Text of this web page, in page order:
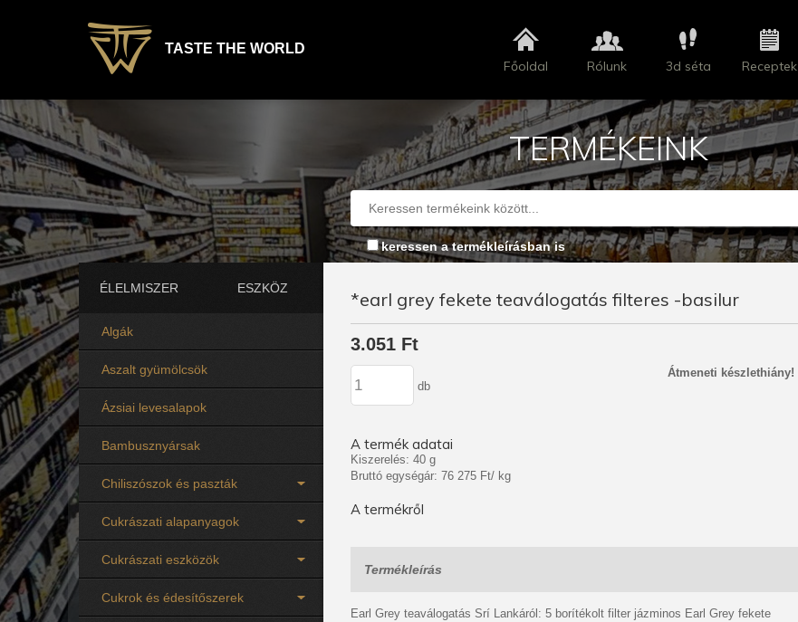
TASTE THE WORLD
Főoldal Rólunk 3d séta Receptek
TERMÉKEINK
keressen a termékleírásban is
ÉLELMISZER ESZKÖZ
Algák
Aszalt gyümölcsök
Ázsiai levesalapok
Bambusznyársak
Chiliszószok és paszták
Cukrászati alapanyagok
Cukrászati eszközök
Cukrok és édesítőszerek
*earl grey fekete teaválogatás filteres -basilur
3.051 Ft
db
Átmeneti készlethiány!
A termék adatai
Kiszerelés: 40 g
Bruttó egységár: 76 275 Ft/ kg
A termékről
Termékleírás
Earl Grey teaválogatás Srí Lankáról: 5 borítékolt filter jázminos Earl Grey fekete